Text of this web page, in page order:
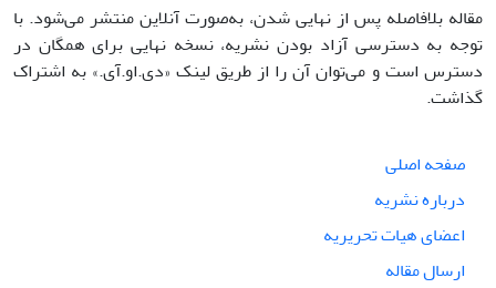
مقاله بلافاصله پس از نهایی شدن، به‌صورت آنلاین منتشر می‌شود. با
توجه به دسترسی آزاد بودن نشریه، نسخه نهایی برای همگان در
دسترس است و می‌توان آن را از طریق لینک «دی.او.آی.» به اشتراک
گذاشت.
صفحه اصلی
درباره نشریه
اعضای هیات تحریریه
ارسال مقاله